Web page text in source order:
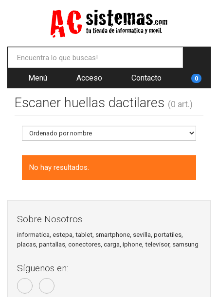
Menú Acceso Contacto 0
Escaner huellas dactilares (0 art.)
No hay resultados.
Sobre Nosotros
informatica, estepa, tablet, smartphone, sevilla, portatiles,
placas, pantallas, conectores, carga, iphone, televisor, samsung
Síguenos en: